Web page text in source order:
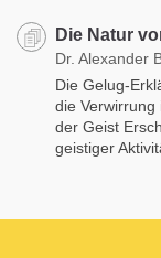
Die Natur
Dr. Alexander
Die Gelug-
die Verwirrung
der Geist
geistiger